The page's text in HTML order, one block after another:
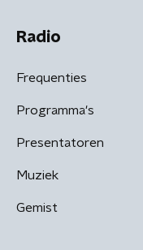
Radio
Frequenties
Programma's
Presentatoren
Muziek
Gemist